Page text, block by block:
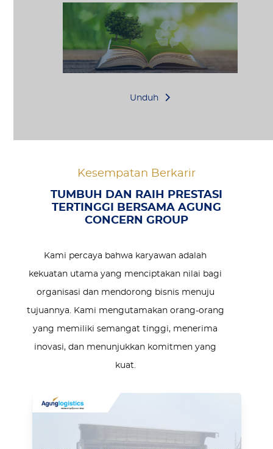
Unduh
Kesempatan Berkarir
TUMBUH DAN RAIH PRESTASI
TERTINGGI BERSAMA AGUNG
CONCERN GROUP
Kami percaya bahwa karyawan adalah
kekuatan utama yang menciptakan nilai bagi
organisasi dan mendorong bisnis menuju
tujuannya. Kami mengutamakan orang-orang
yang memiliki semangat tinggi, menerima
inovasi, dan menunjukkan komitmen yang
kuat.